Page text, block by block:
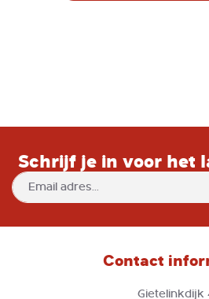
Schrijf je in voor het
Abonneer
u
onze
Contact
Gietelinkdijk